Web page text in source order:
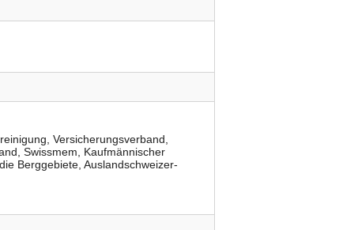
Versicherungsverband
Swissmem
Kaufmännischer
Berggebiete Auslandschweizer-